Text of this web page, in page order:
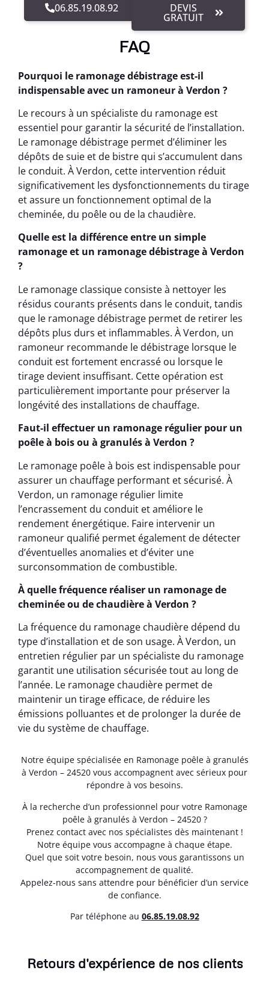
06.85.19.08.92 DEVIS
GRATUIT
FAQ
Pourquoi le ramonage débistrage est-il
indispensable avec un ramoneur à Verdon ?
Le recours à un spécialiste du ramonage est
essentiel pour garantir la sécurité de l’installation.
Le ramonage débistrage permet d’éliminer les
dépôts de suie et de bistre qui s’accumulent dans
le conduit. À Verdon, cette intervention réduit
significativement les dysfonctionnements du tirage
et assure un fonctionnement optimal de la
cheminée, du poêle ou de la chaudière.
Quelle est la différence entre un simple
ramonage et un ramonage débistrage à Verdon
?
Le ramonage classique consiste à nettoyer les
résidus courants présents dans le conduit, tandis
que le ramonage débistrage permet de retirer les
dépôts plus durs et inflammables. À Verdon, un
ramoneur recommande le débistrage lorsque le
conduit est fortement encrassé ou lorsque le
tirage devient insuffisant. Cette opération est
particulièrement importante pour préserver la
longévité des installations de chauffage.
Faut-il effectuer un ramonage régulier pour un
poêle à bois ou à granulés à Verdon ?
Le ramonage poêle à bois est indispensable pour
assurer un chauffage performant et sécurisé. À
Verdon, un ramonage régulier limite
l’encrassement du conduit et améliore le
rendement énergétique. Faire intervenir un
ramoneur qualifié permet également de détecter
d’éventuelles anomalies et d’éviter une
surconsommation de combustible.
À quelle fréquence réaliser un ramonage de
cheminée ou de chaudière à Verdon ?
La fréquence du ramonage chaudière dépend du
type d’installation et de son usage. À Verdon, un
entretien régulier par un spécialiste du ramonage
garantit une utilisation sécurisée tout au long de
l’année. Le ramonage chaudière permet de
maintenir un tirage efficace, de réduire les
émissions polluantes et de prolonger la durée de
vie du système de chauffage.
Notre équipe spécialisée en Ramonage poêle à granulés
à Verdon – 24520 vous accompagnent avec sérieux pour
répondre à vos besoins.
À la recherche d’un professionnel pour votre Ramonage
poêle à granulés à Verdon – 24520 ?
Prenez contact avec nos spécialistes dès maintenant !
Notre équipe vous accompagne à chaque étape.
Quel que soit votre besoin, nous vous garantissons un
accompagnement de qualité.
Appelez-nous sans attendre pour bénéficier d’un service
de confiance.
Par téléphone au 06.85.19.08.92
Retours d'expérience de nos clients